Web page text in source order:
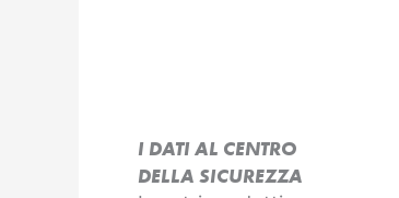
I DATI AL CENTRO
DELLA SICUREZZA